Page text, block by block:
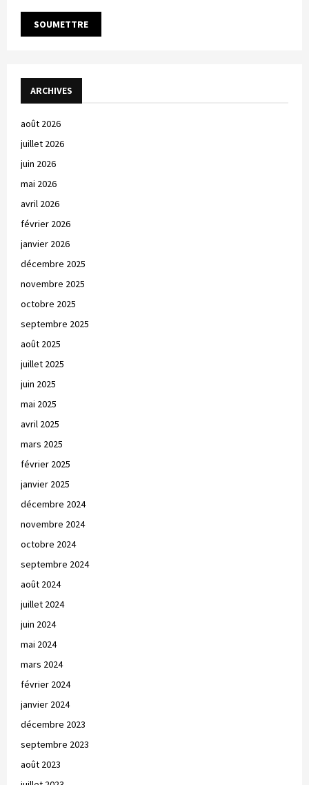
ARCHIVES
août 2026
juillet 2026
juin 2026
mai 2026
avril 2026
février 2026
janvier 2026
décembre 2025
novembre 2025
octobre 2025
septembre 2025
août 2025
juillet 2025
juin 2025
mai 2025
avril 2025
mars 2025
février 2025
janvier 2025
décembre 2024
novembre 2024
octobre 2024
septembre 2024
août 2024
juillet 2024
juin 2024
mai 2024
mars 2024
février 2024
janvier 2024
décembre 2023
septembre 2023
août 2023